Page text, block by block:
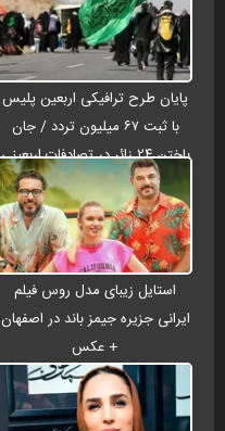
پایان طرح ترافیکی اربعین پلیس
با ثبت ۶۷ میلیون تردد / جان
باختن ۲۴ زائر در تصادفات اربعینی
استایل زیبای مدل روس فیلم
ایرانی جزیره جیمز باند در اصفهان
+ عکس